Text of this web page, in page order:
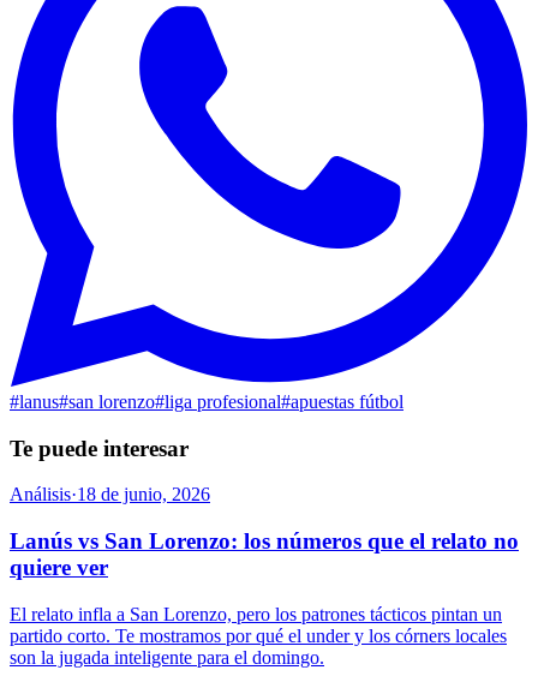
#lanus#san lorenzo#liga profesional#apuestas fútbol
Te puede interesar
Análisis·18 de junio, 2026
Lanús vs San Lorenzo: los números que el relato no
quiere ver
El relato infla a San Lorenzo, pero los patrones tácticos pintan un
partido corto. Te mostramos por qué el under y los córners locales
son la jugada inteligente para el domingo.